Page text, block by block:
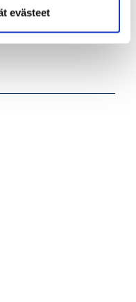
evästeet